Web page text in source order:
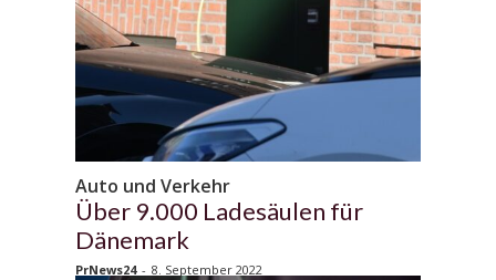
Auto und Verkehr
Über 9.000 Ladesäulen für
Dänemark
PrNews24 - 8. September 2022